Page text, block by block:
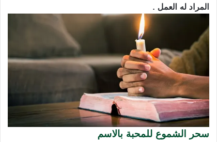
المراد له العمل .
سحر الشموع للمحبة بالاسم